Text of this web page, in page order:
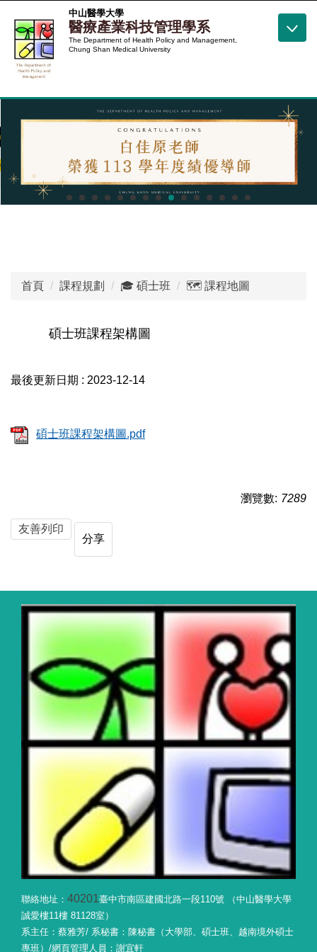
到
主
要
容
中山醫學大學
醫療產業科技管理學系
The Department of Health Policy and Management,
Chung Shan Medical University
首頁 課程規劃 🎓 碩士班 🗺️ 課程地圖
碩士班課程架構圖
最後更新日期 : 2023-12-14
碩士班課程架構圖.pdf
瀏覽數: 7289
友善列印
分享
聯絡地址： 40201 臺中市南區建國北路一段110號 （中山醫學大學
誠愛樓11樓 81128室）
系主任：蔡雅芳/ 系秘書：陳秘書（大學部、碩士班、越南境外碩士
專班）/網頁管理人員：謝宜軒